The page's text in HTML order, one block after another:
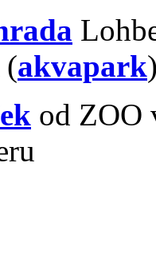
(akvapark
od ZOO